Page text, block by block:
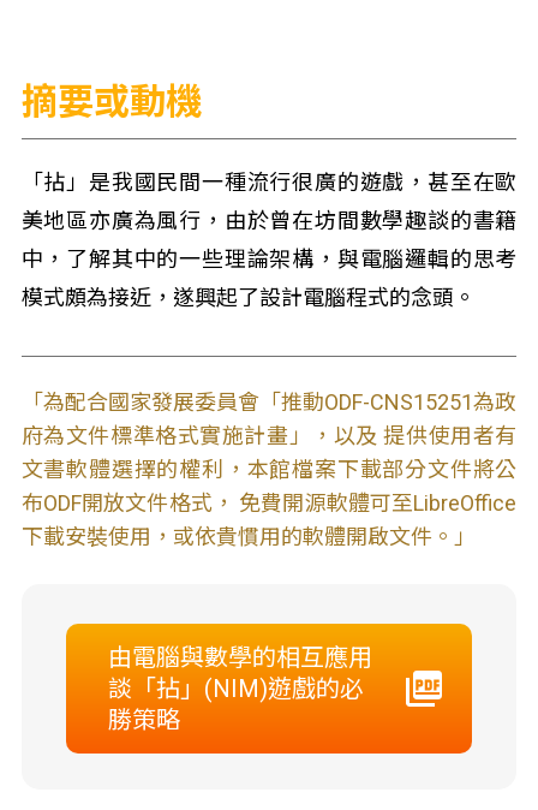
摘要或動機
「拈」是我國民間一種流行很廣的遊戲，甚至在歐
美地區亦廣為風行，由於曾在坊間數學趣談的書籍
中，了解其中的一些理論架構，與電腦邏輯的思考
模式頗為接近，遂興起了設計電腦程式的念頭。
「為配合國家發展委員會「推動ODF-CNS15251為政
府為文件標準格式實施計畫」，以及 提供使用者有
文書軟體選擇的權利，本館檔案下載部分文件將公
布ODF開放文件格式， 免費開源軟體可至LibreOffice
下載安裝使用，或依貴慣用的軟體開啟文件。」
由電腦與數學的相互應用
談「拈」(NIM)遊戲的必
勝策略